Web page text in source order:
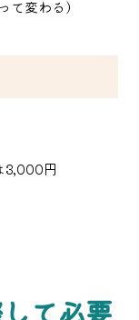
変わる）
3,000円